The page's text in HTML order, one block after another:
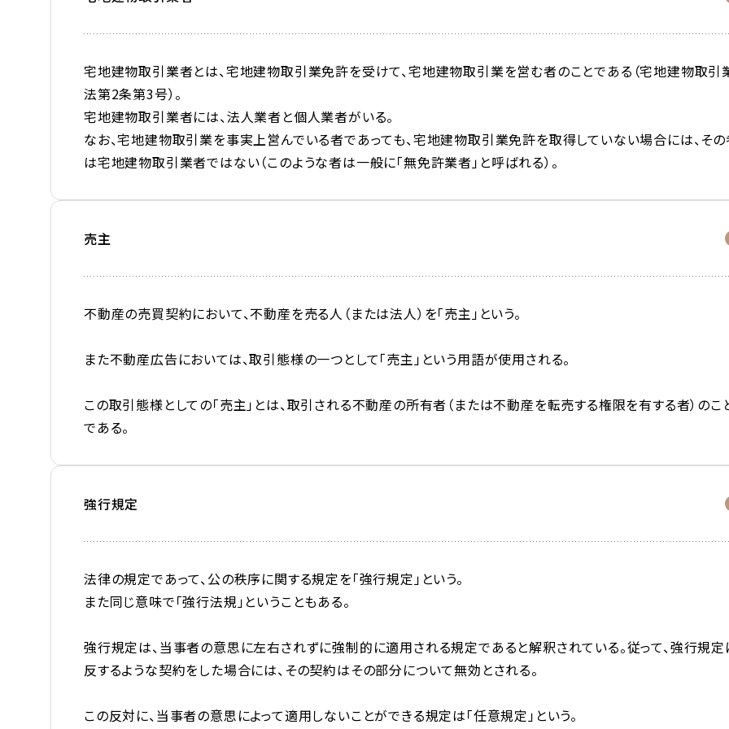
宅地建物取引業者とは、宅地建物取引業免許を受けて、宅地建物取引業を営む者のことである（宅地建物取引
法第2条第3号）。
宅地建物取引業者には、法人業者と個人業者がいる。
なお、宅地建物取引業を事実上営んでいる者であっても、宅地建物取引業免許を取得していない場合には、そ
は宅地建物取引業者ではない（このような者は一般に「無免許業者」と呼ばれる）。
売主
不動産の売買契約において、不動産を売る人（または法人）を「売主」という。
また不動産広告においては、取引態様の一つとして「売主」という用語が使用される。
この取引態様としての「売主」とは、取引される不動産の所有者（または不動産を転売する権限を有する者）のこ
である。
強行規定
法律の規定であって、公の秩序に関する規定を「強行規定」という。
また同じ意味で「強行法規」ということもある。
強行規定は、当事者の意思に左右されずに強制的に適用される規定であると解釈されている。従って、強行規定
反するような契約をした場合には、その契約はその部分について無効とされる。
この反対に、当事者の意思によって適用しないことができる規定は「任意規定」という。